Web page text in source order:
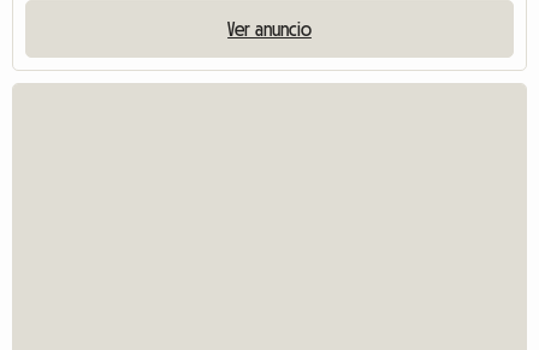
Ver anuncio